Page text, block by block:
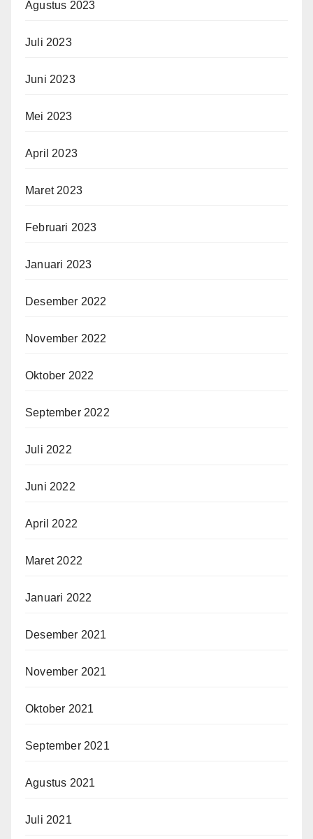
Agustus 2023
Juli 2023
Juni 2023
Mei 2023
April 2023
Maret 2023
Februari 2023
Januari 2023
Desember 2022
November 2022
Oktober 2022
September 2022
Juli 2022
Juni 2022
April 2022
Maret 2022
Januari 2022
Desember 2021
November 2021
Oktober 2021
September 2021
Agustus 2021
Juli 2021